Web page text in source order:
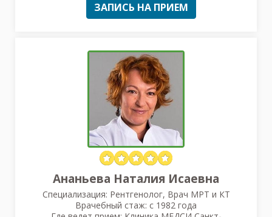
ЗАПИСЬ НА ПРИЕМ
Ананьева Наталия Исаевна
Специализация: Рентгенолог, Врач МРТ и КТ
Врачебный стаж: с 1982 года